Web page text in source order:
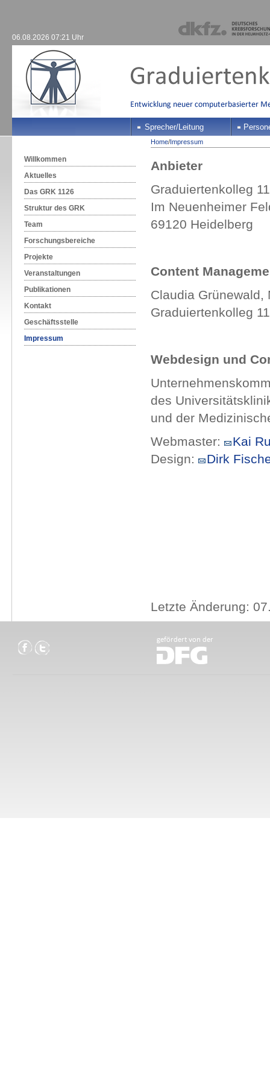
06.08.2026 07:21 Uhr
Sprecher/Leitung
Willkommen
Aktuelles
Das GRK 1126
Struktur des GRK
Team
Forschungsbereiche
Projekte
Veranstaltungen
Publikationen
Kontakt
Geschäftsstelle
Impressum
Home/Impressum
Anbieter
Graduiertenkolleg
Im Neuenheimer
69120 Heidelberg
Content
Claudia Grünewald,
Graduiertenkolleg
Webdesign und
des
und der
Webmaster:
Kai
Design:
Dirk
Letzte Änderung: